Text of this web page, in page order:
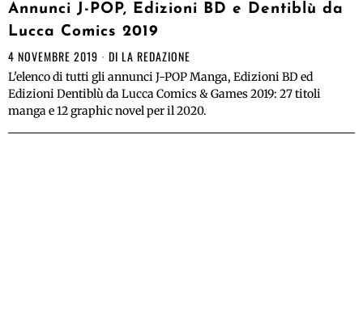
Annunci J-POP, Edizioni BD e Dentiblù da
Lucca Comics 2019
4 NOVEMBRE 2019 DI LA REDAZIONE
L'elenco di tutti gli annunci J-POP Manga, Edizioni BD ed
Edizioni Dentiblù da Lucca Comics & Games 2019: 27 titoli
manga e 12 graphic novel per il 2020.